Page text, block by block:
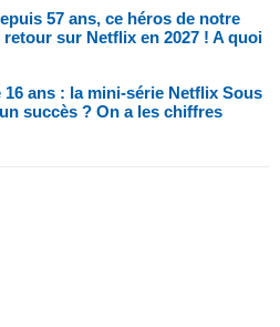
57 ans, ce héros de notre
sur Netflix en 2027 ! A quoi
ans : la mini-série Netflix Sous
succès ? On a les chiffres